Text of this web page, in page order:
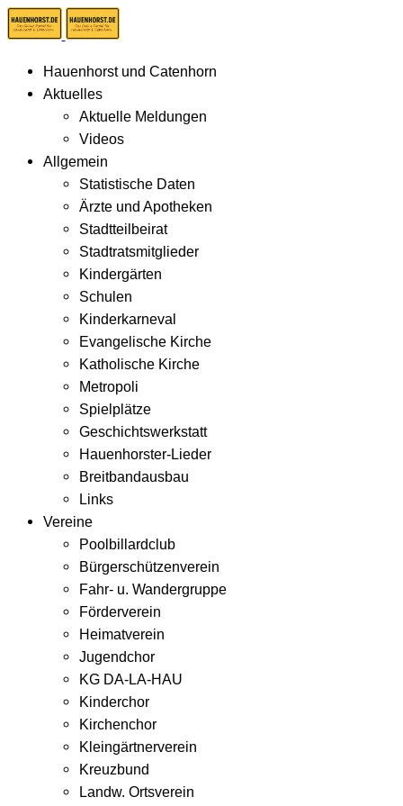
Hauenhorst und Catenhorn
Aktuelles
Aktuelle Meldungen
Videos
Allgemein
Statistische Daten
Ärzte und Apotheken
Stadtteilbeirat
Stadtratsmitglieder
Kindergärten
Schulen
Kinderkarneval
Evangelische Kirche
Katholische Kirche
Metropoli
Spielplätze
Geschichtswerkstatt
Hauenhorster-Lieder
Breitbandausbau
Links
Vereine
Poolbillardclub
Bürgerschützenverein
Fahr- u. Wandergruppe
Förderverein
Heimatverein
Jugendchor
KG DA-LA-HAU
Kinderchor
Kirchenchor
Kleingärtnerverein
Kreuzbund
Landw. Ortsverein